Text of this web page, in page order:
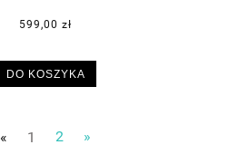
599,00 zł
DO KOSZYKA
« 1 2 »